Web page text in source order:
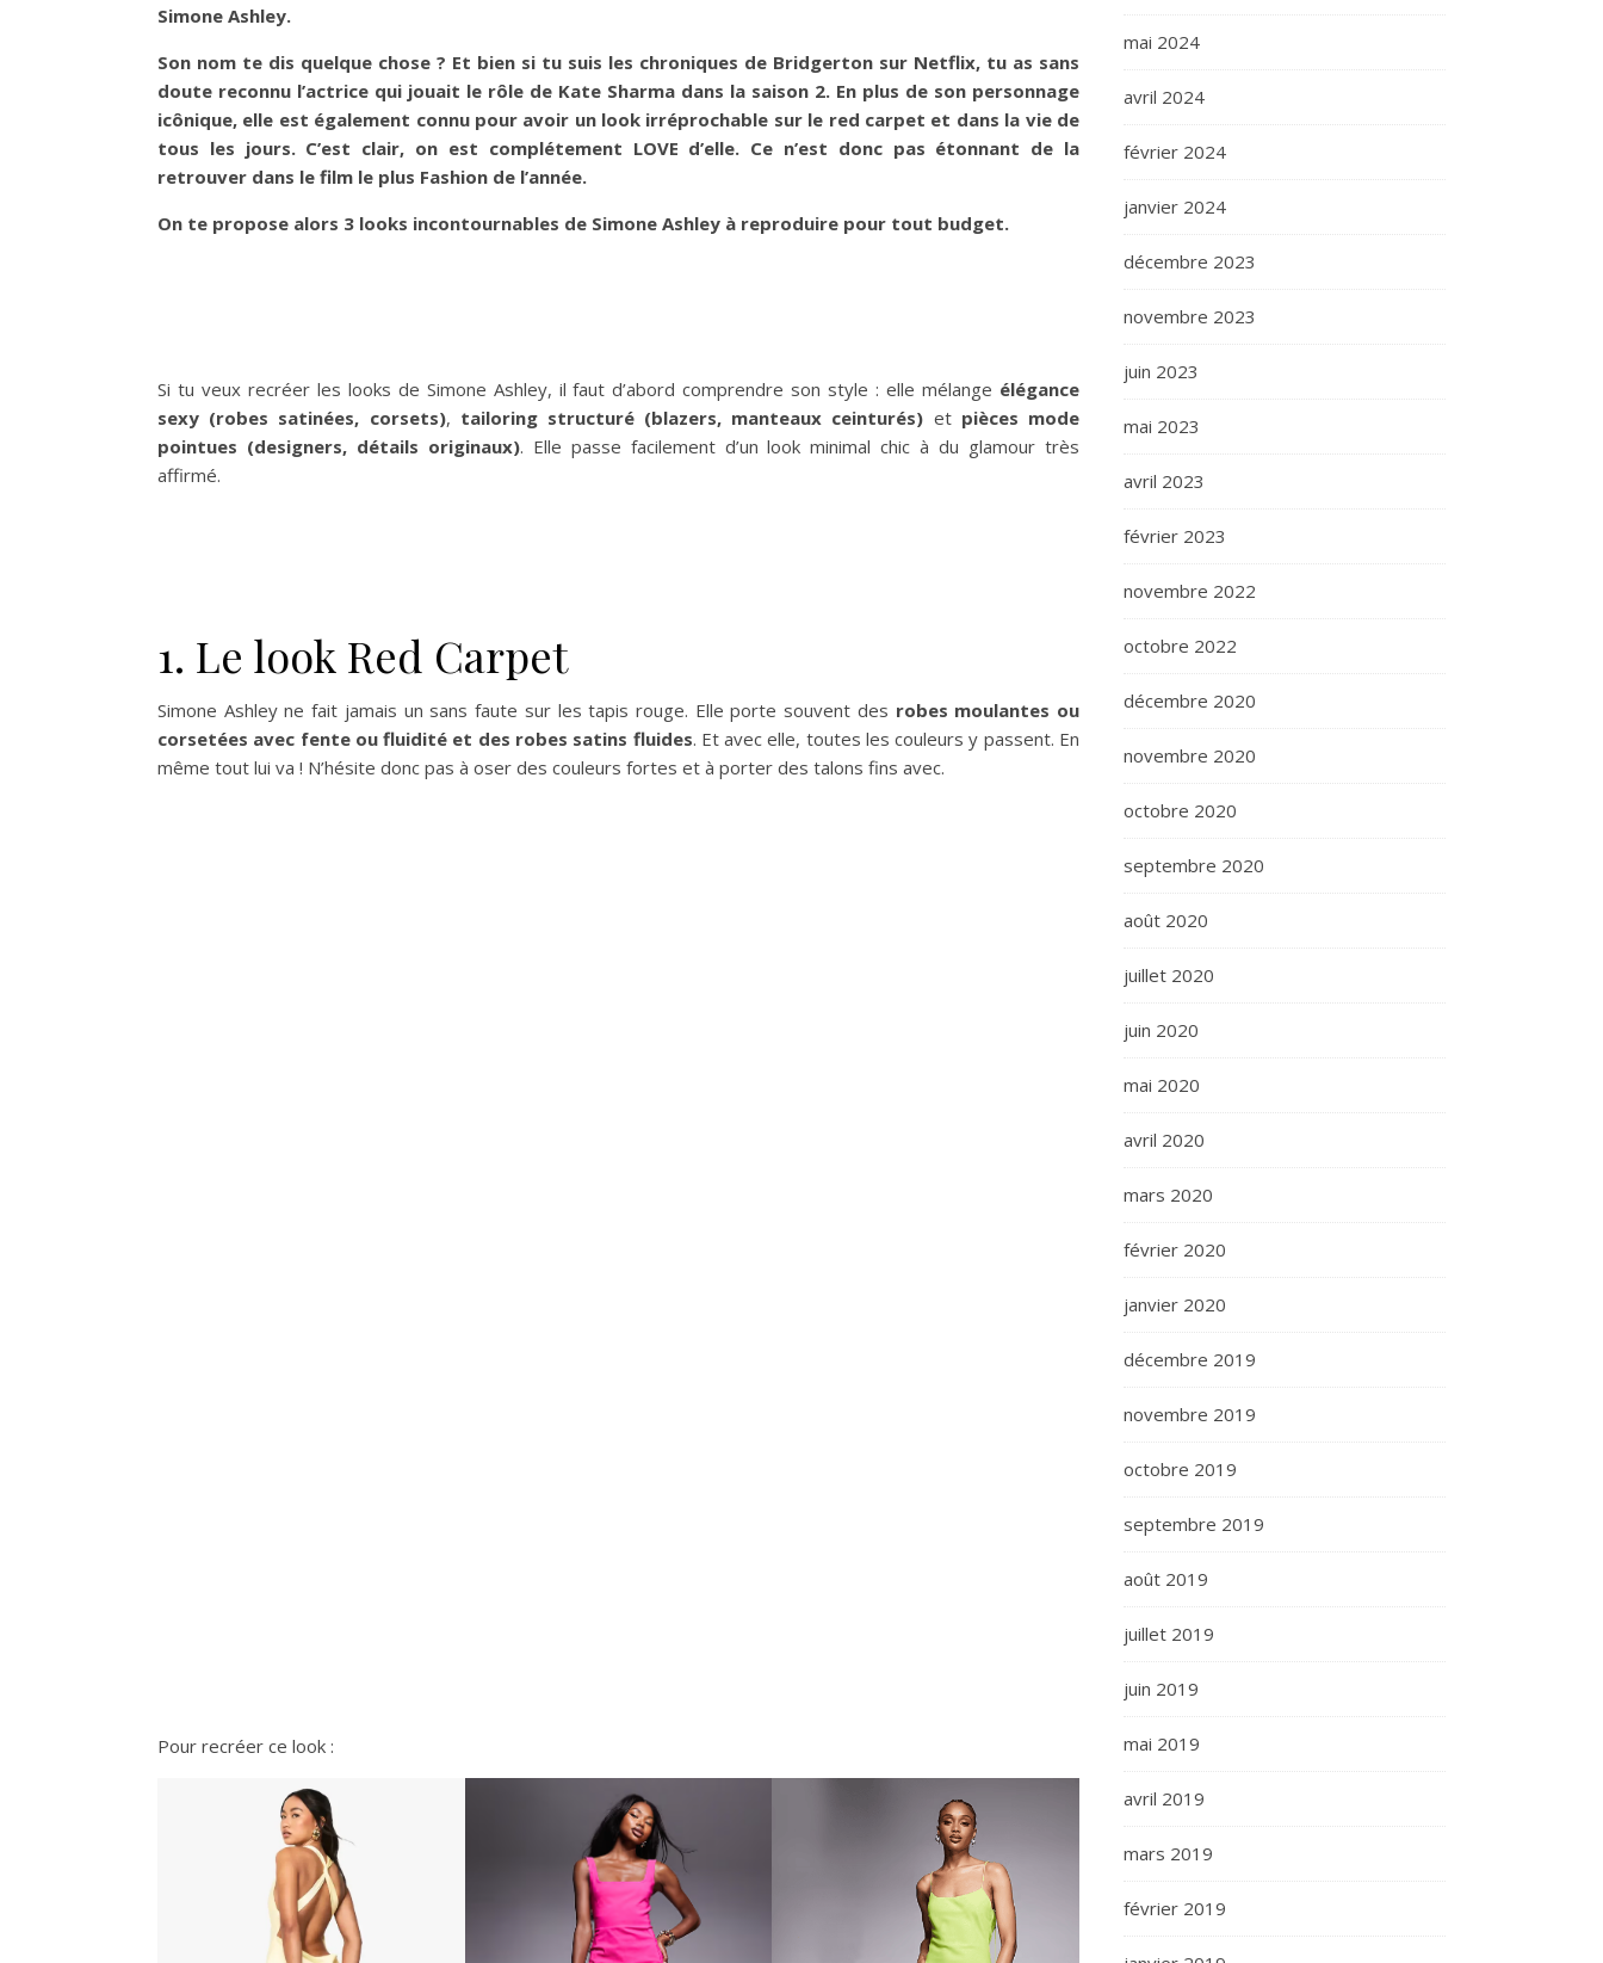
Simone Ashley.
Son nom te dis quelque chose ? Et bien si tu suis les chroniques de Bridgerton sur Netflix, tu as sans
doute reconnu l’actrice qui jouait le rôle de Kate Sharma dans la saison 2. En plus de son personnage
icônique, elle est également connu pour avoir un look irréprochable sur le red carpet et dans la vie de
tous les jours. C’est clair, on est complétement LOVE d’elle. Ce n’est donc pas étonnant de la
retrouver dans le film le plus Fashion de l’année.
On te propose alors 3 looks incontournables de Simone Ashley à reproduire pour tout budget.
Si tu veux recréer les looks de Simone Ashley, il faut d’abord comprendre son style : elle mélange élégance
sexy (robes satinées, corsets), tailoring structuré (blazers, manteaux ceinturés) et pièces mode
pointues (designers, détails originaux). Elle passe facilement d’un look minimal chic à du glamour très
affirmé.
1. Le look Red Carpet
Simone Ashley ne fait jamais un sans faute sur les tapis rouge. Elle porte souvent des robes moulantes ou
corsetées avec fente ou fluidité et des robes satins fluides. Et avec elle, toutes les couleurs y passent. En
même tout lui va ! N’hésite donc pas à oser des couleurs fortes et à porter des talons fins avec.
Pour recréer ce look :
mai 2024
avril 2024
février 2024
janvier 2024
décembre 2023
novembre 2023
juin 2023
mai 2023
avril 2023
février 2023
novembre 2022
octobre 2022
décembre 2020
novembre 2020
octobre 2020
septembre 2020
août 2020
juillet 2020
juin 2020
mai 2020
avril 2020
mars 2020
février 2020
janvier 2020
décembre 2019
novembre 2019
octobre 2019
septembre 2019
août 2019
juillet 2019
juin 2019
mai 2019
avril 2019
mars 2019
février 2019